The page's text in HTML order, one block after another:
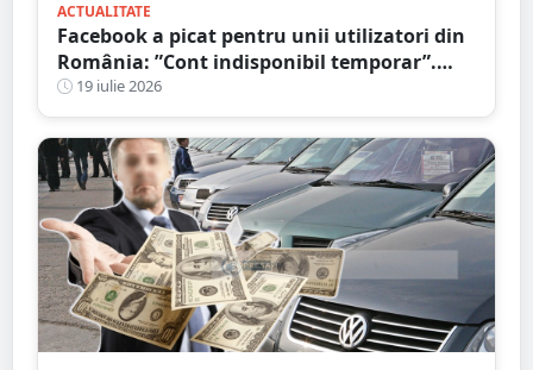
ACTUALITATE
Facebook a picat pentru unii utilizatori din
România: ”Cont indisponibil temporar”.
Probleme și în alte țări
19 iulie 2026